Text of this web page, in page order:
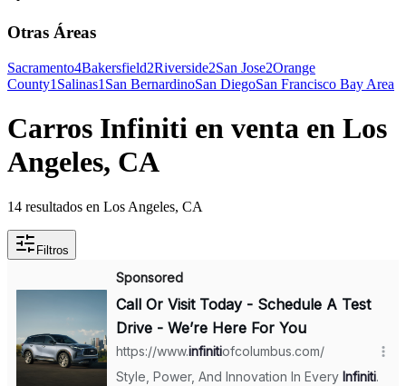
Otras Áreas
Sacramento4Bakersfield2Riverside2San Jose2Orange
County1 Salinas1 San BernardinoSan DiegoSan Francisco Bay Area
Carros Infiniti en venta en Los
Angeles, CA
14 resultados en Los Angeles, CA
Filtros